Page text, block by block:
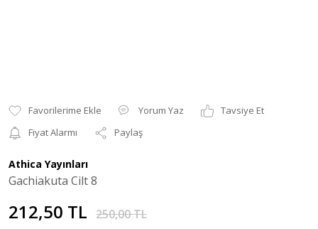
Yorum Yaz
Tavsiye Et
Fiyat Alarmı
Paylaş
Athica Yayınları
Gachiakuta Cilt 8
212,50 TL 250,00 TL